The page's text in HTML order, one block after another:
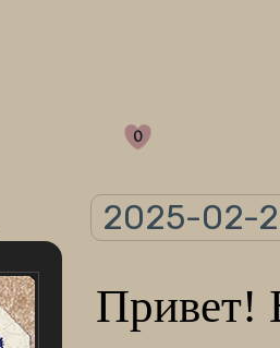
0
2025-02-
Привет!